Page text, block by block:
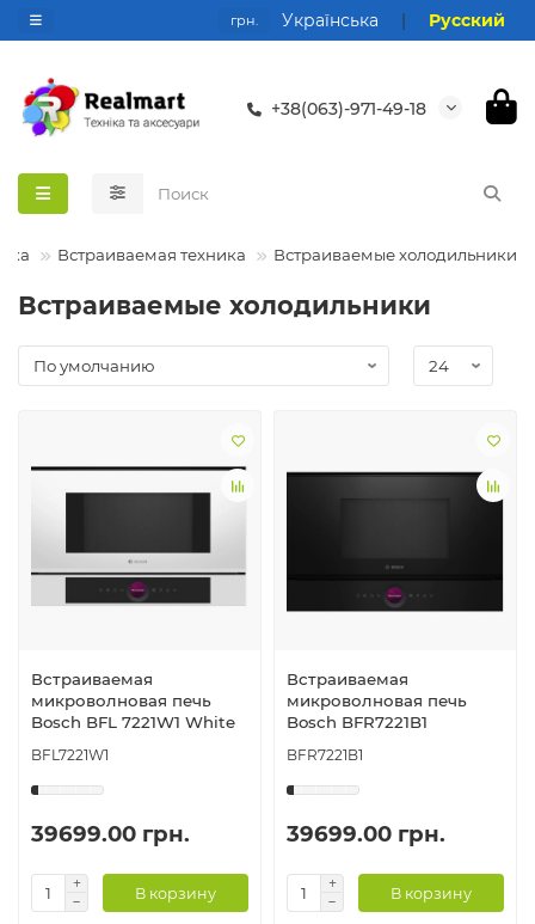
грн. Українська | Русский
+38(063)-971-49-18
Встраиваемая техника Встраиваемые холодильники
Встраиваемые холодильники
Встраиваемая
микроволновая печь
Bosch BFL 7221W1 White
BFL7221W1
39699.00 грн.
В корзину
Встраиваемая
микроволновая печь
Bosch BFR7221B1
BFR7221B1
39699.00 грн.
В корзину